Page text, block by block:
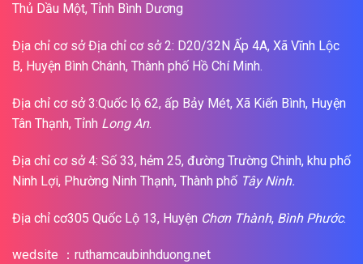
Thủ Dầu Một, Tỉnh Bình Dương
Địa chỉ cơ sở Địa chỉ cơ sở 2: D20/32N Ấp 4A, Xã Vĩnh Lộc
B, Huyện Bình Chánh, Thành phố Hồ Chí Minh.
Địa chỉ cơ sở 3:Quốc lộ 62, ấp Bảy Mét, Xã Kiến Bình, Huyện
Tân Thạnh, Tỉnh Long An.
Địa chỉ cơ sở 4: Số 33, hẻm 25, đường Trường Chinh, khu phố
Ninh Lợi, Phường Ninh Thạnh, Thành phố Tây Ninh.
Địa chỉ cơ305 Quốc Lộ 13, Huyện Chơn Thành, Bình Phước.
wedsite ：ruthamcaubinhduong.net